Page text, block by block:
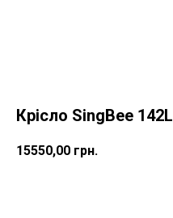
Крісло SingBee 142L
15550,00 грн.